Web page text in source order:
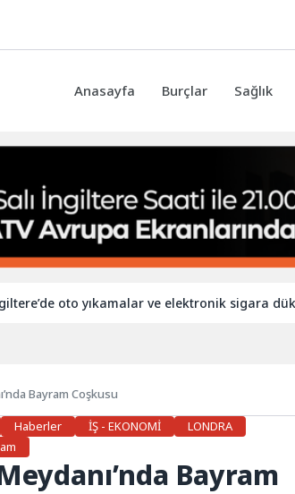
Anasayfa Burçlar Sağlık
oto yıkamalar ve elektronik sigara dükkanları
Bayram Coşkusu
Haberler İŞ - EKONOMİ
LONDRA
Bayram